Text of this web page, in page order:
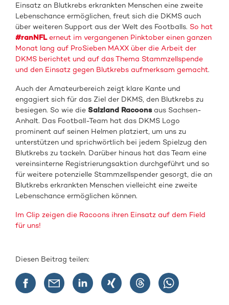
Einsatz an Blutkrebs erkrankten Menschen eine zweite
Lebenschance ermöglichen, freut sich die DKMS auch
über weiteren Support aus der Welt des Footballs. So hat
#ranNFLerneut im vergangenen Pinktober einen ganzen
Monat lang auf ProSieben MAXX über die Arbeit der
DKMS berichtet und auf das Thema Stammzellspende
und den Einsatz gegen Blutkrebs aufmerksam gemacht.
Auch der Amateurbereich zeigt klare Kante und
engagiert sich für das Ziel der DKMS, den Blutkrebs zu
besiegen. So wie dieSalzland Racoonsaus Sachsen-
Anhalt. Das Football-Team hat das DKMS Logo
prominent auf seinen Helmen platziert, um uns zu
unterstützen und sprichwörtlich bei jedem Spielzug den
Blutkrebs zu tackeln. Darüber hinaus hat das Team eine
vereinsinterne Registrierungsaktion durchgeführt und so
für weitere potenzielle Stammzellspender gesorgt, die an
Blutkrebs erkrankten Menschen vielleicht eine zweite
Lebenschance ermöglichen können.
Im Clip zeigen die Racoons ihren Einsatz auf dem Field
für uns!
Diesen Beitrag teilen: